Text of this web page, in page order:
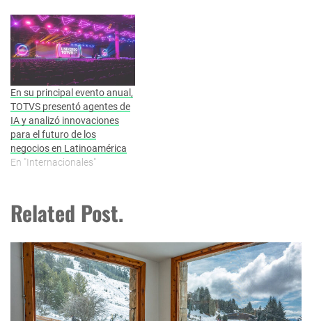
En su principal evento anual,
TOTVS presentó agentes de
IA y analizó innovaciones
para el futuro de los
negocios en Latinoamérica
En "Internacionales"
Related Post.